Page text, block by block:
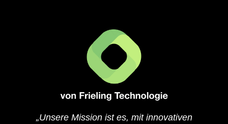
„Unsere Mission ist es, mit innovativen